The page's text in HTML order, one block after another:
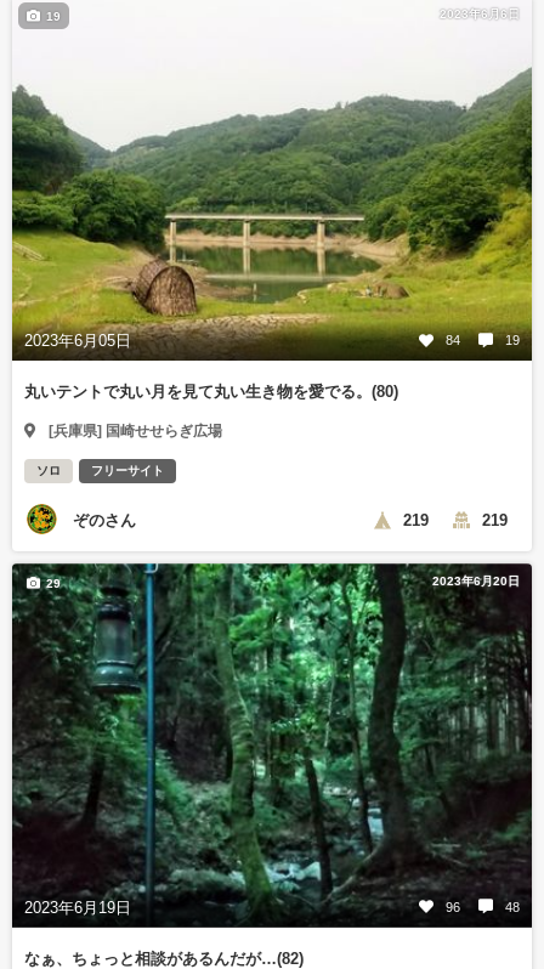
2023年6月6日
2023年6月05日 84 19
19
丸いテントで丸い月を見て丸い生き物を愛でる。(80)
[兵庫県] 国崎せせらぎ広場
ソロ フリーサイト
ぞのさん 219 219
2023年6月20日
2023年6月19日 96 48
29
なぁ、ちょっと相談があるんだが…(82)